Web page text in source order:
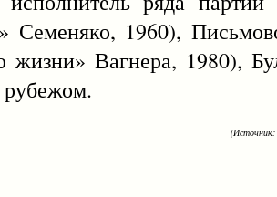
Семеняко, 1960),
Вагнера, 1980),
рубежом.
(Источник: